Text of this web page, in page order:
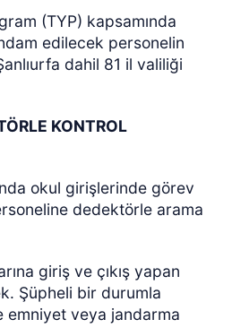
(TYP) kapsamında
edilecek personelin
dahil 81 il valiliği
KONTROL
okul girişlerinde görev
dedektörle arama
giriş ve çıkış yapan
Şüpheli bir durumla
emniyet veya jandarma